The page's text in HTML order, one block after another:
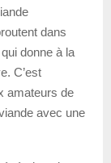
dans
donne à la
C’est
amateurs de
avec une